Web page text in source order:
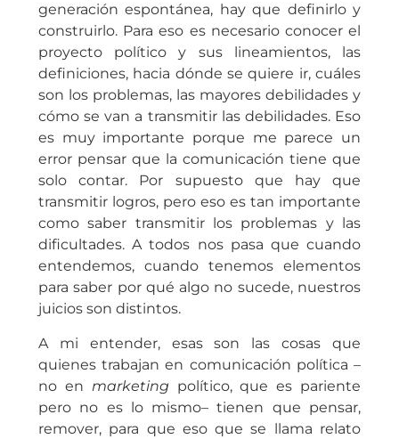
generación espontánea, hay que definirlo y
construirlo. Para eso es necesario conocer el
proyecto político y sus lineamientos, las
definiciones, hacia dónde se quiere ir, cuáles
son los problemas, las mayores debilidades y
cómo se van a transmitir las debilidades. Eso
es muy importante porque me parece un
error pensar que la comunicación tiene que
solo contar. Por supuesto que hay que
transmitir logros, pero eso es tan importante
como saber transmitir los problemas y las
dificultades. A todos nos pasa que cuando
entendemos, cuando tenemos elementos
para saber por qué algo no sucede, nuestros
juicios son distintos.
A mi entender, esas son las cosas que
quienes trabajan en comunicación política –
no en marketing político, que es pariente
pero no es lo mismo– tienen que pensar,
remover, para que eso que se llama relato